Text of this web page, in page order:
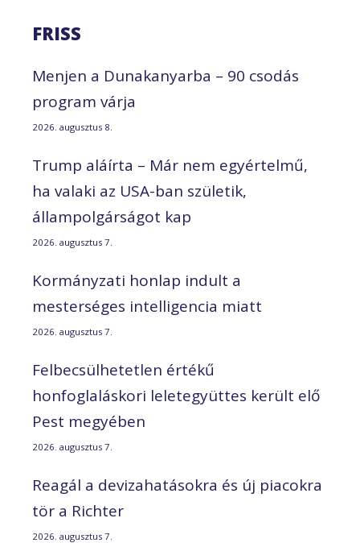
FRISS
Menjen a Dunakanyarba – 90 csodás
program várja
2026. augusztus 8.
Trump aláírta – Már nem egyértelmű,
ha valaki az USA-ban születik,
állampolgárságot kap
2026. augusztus 7.
Kormányzati honlap indult a
mesterséges intelligencia miatt
2026. augusztus 7.
Felbecsülhetetlen értékű
honfoglaláskori leletegyüttes került elő
Pest megyében
2026. augusztus 7.
Reagál a devizahatásokra és új piacokra
tör a Richter
2026. augusztus 7.